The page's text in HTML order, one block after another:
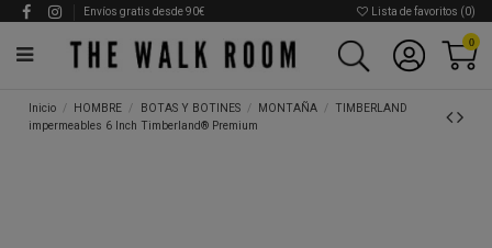
Envíos gratis desde 90€ Lista de favoritos (0)
0
Inicio HOMBRE BOTAS Y BOTINES MONTAÑA
TIMBERLAND
impermeables 6 Inch Timberland® Premium